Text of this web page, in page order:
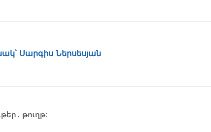
Սարգիս Ներսեսյան
թուղթ։